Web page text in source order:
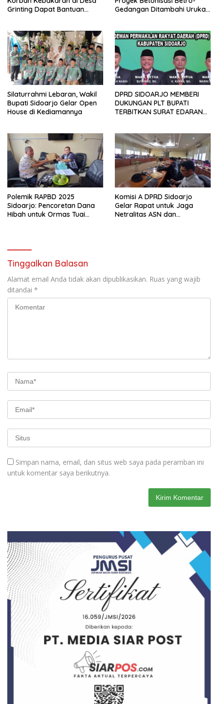
Grinting Dapat Bantuan
Gedangan Ditambahi Urukan
Silaturrahmi Lebaran, Wakil
Bupati Sidoarjo Gelar Open
House di Kediamannya
DPRD SIDOARJO MEMBERI
DUKUNGAN PLT BUPATI
TERBITKAN SURAT EDARAN
TK, PAUD, SD, SMP/MTS
KELUAR KOTA
Polemik RAPBD 2025
Sidoarjo: Pencoretan Dana
Hibah untuk Ormas Tuai
Komisi A DPRD Sidoarjo
Gelar Rapat untuk Jaga
Netralitas ASN dan
Tinggalkan Balasan
Alamat email Anda tidak akan dipublikasikan. Ruas yang wajib
ditandai *
Simpan nama, email, dan situs web saya pada peramban ini
untuk komentar saya berikutnya.